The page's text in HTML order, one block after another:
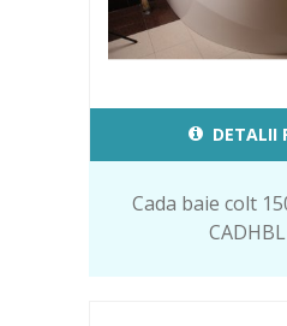
DETALII
Cada baie colt